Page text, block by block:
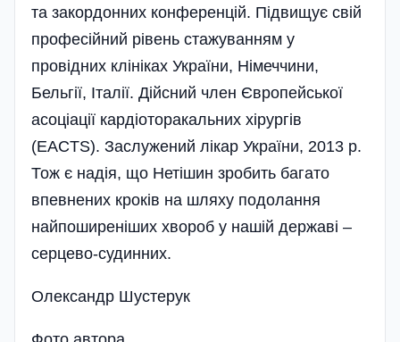
та закордонних конференцій. Підвищує свій
професійний рівень стажуванням у
провідних клініках України, Німеччини,
Бельгії, Італії. Дійсний член Європейської
асоціації кардіоторакальних хірургів
(EACTS). Заслужений лікар України, 2013 р.
Тож є надія, що Нетішин зробить багато
впевнених кроків на шляху подолання
найпоширеніших хвороб у нашій державі –
серцево-судинних.
Олександр Шустерук